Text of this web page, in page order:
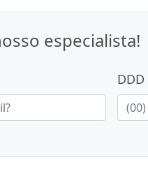
especialista!